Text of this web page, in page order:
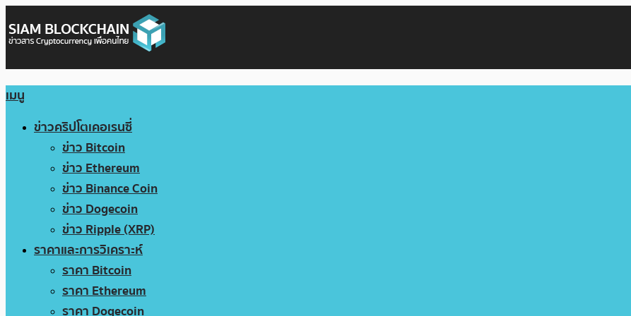
เมนู
ข่าวคริปโตเคอเรนซี่
ข่าว Bitcoin
ข่าว Ethereum
ข่าว Binance Coin
ข่าว Dogecoin
ข่าว Ripple (XRP)
ราคาและการวิเคราะห์
ราคา Bitcoin
ราคา Ethereum
ราคา Dogecoin